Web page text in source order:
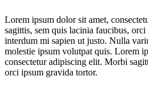
Lorem ipsum dolor sit amet,
sagittis, sem quis lacinia faucibus,
interdum mi sapien ut justo. Nulla
molestie ipsum volutpat quis. Lorem
consectetur adipiscing elit. Morbi
orci ipsum gravida tortor.